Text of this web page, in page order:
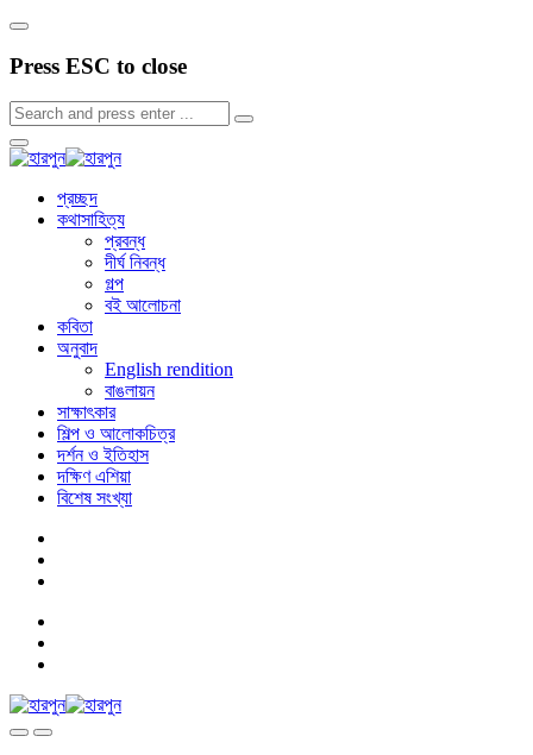
Press ESC to close
প্রচ্ছদ
কথাসাহিত্য
প্রবন্ধ
দীর্ঘ নিবন্ধ
গল্প
বই আলোচনা
কবিতা
অনুবাদ
English rendition
বাঙলায়ন
সাক্ষাৎকার
শিল্প ও আলোকচিত্র
দর্শন ও ইতিহাস
দক্ষিণ এশিয়া
বিশেষ সংখ্যা